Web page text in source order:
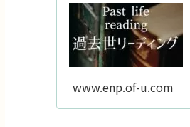
www.enp.of-u.com